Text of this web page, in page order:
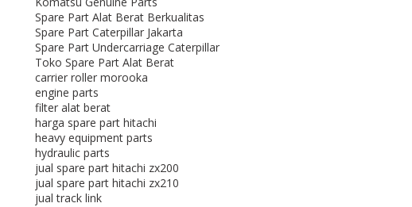
Spare Part Alat Berat Berkualitas
Spare Part Caterpillar Jakarta
Spare Part Undercarriage Caterpillar
Toko Spare Part Alat Berat
carrier roller morooka
engine parts
filter alat berat
harga spare part hitachi
heavy equipment parts
hydraulic parts
jual spare part hitachi zx200
jual spare part hitachi zx210
jual track link